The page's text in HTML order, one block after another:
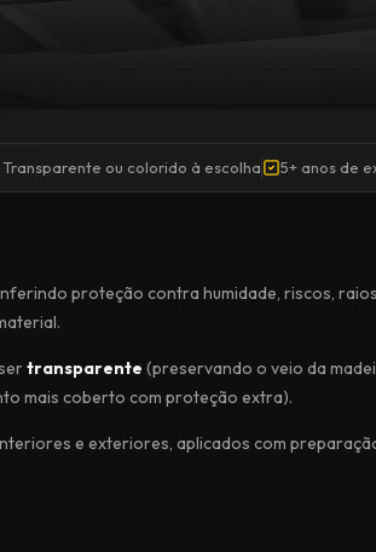
Transparente ou colorido à escolha 5+ anos de
proteção contra humidade, riscos,
transparente (preservando o veio da
mais coberto com proteção extra).
e exteriores, aplicados com